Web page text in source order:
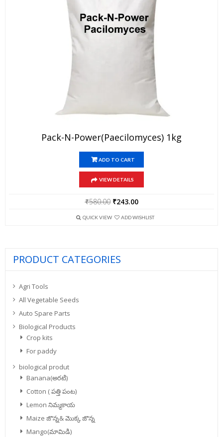
Pack-N-Power(Paecilomyces) 1kg
ADD TO CART
VIEW DETAILS
₹580.00 Original
was:
₹243.00Current
is:
QUICK VIEW ADD WISHLIST
PRODUCT CATEGORIES
Agri Tools
All Vegetable Seeds
Auto Spare Parts
Biological Products
Crop kits
For paddy
biological produt
Banana(అరటి)
Cotton ( పత్తి పంట)
Lemon నిమ్మకాయ
Maize జొన్న& మొక్క జొన్న
Mango(మామిడి)